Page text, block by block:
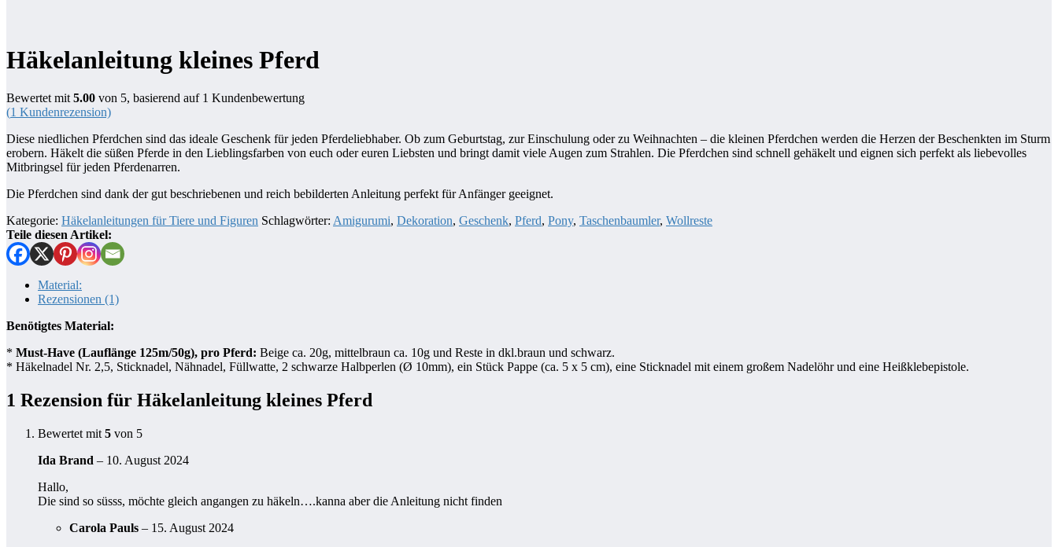
Häkelanleitung kleines Pferd
Bewertet mit 5.00 von 5, basierend auf 1 Kundenbewertung
(1 Kundenrezension)
Diese niedlichen Pferdchen sind das ideale Geschenk für jeden Pferdeliebhaber. Ob zum Geburtstag, zur Einschulung oder zu Weihnachten – die kleinen Pferdchen werden die Herzen der Beschenkten im Sturm
erobern. Häkelt die süßen Pferde in den Lieblingsfarben von euch oder euren Liebsten und bringt damit viele Augen zum Strahlen. Die Pferdchen sind schnell gehäkelt und eignen sich perfekt als liebevolles
Mitbringsel für jeden Pferdenarren.
Die Pferdchen sind dank der gut beschriebenen und reich bebilderten Anleitung perfekt für Anfänger geeignet.
Kategorie: Häkelanleitungen für Tiere und Figuren Schlagwörter: Amigurumi, Dekoration, Geschenk, Pferd, Pony, Taschenbaumler, Wollreste
Teile diesen Artikel:
Material:
Rezensionen (1)
Benötigtes Material:
* Must-Have (Lauflänge 125m/50g), pro Pferd: Beige ca. 20g, mittelbraun ca. 10g und Reste in dkl.braun und schwarz.
* Häkelnadel Nr. 2,5, Sticknadel, Nähnadel, Füllwatte, 2 schwarze Halbperlen (Ø 10mm), ein Stück Pappe (ca. 5 x 5 cm), eine Sticknadel mit einem großem Nadelöhr und eine Heißklebepistole.
1 Rezension für Häkelanleitung kleines Pferd
Bewertet mit 5 von 5
Ida Brand – 10. August 2024
Hallo,
Die sind so süsss, möchte gleich angangen zu häkeln….kanna aber die Anleitung nicht finden
Carola Pauls – 15. August 2024